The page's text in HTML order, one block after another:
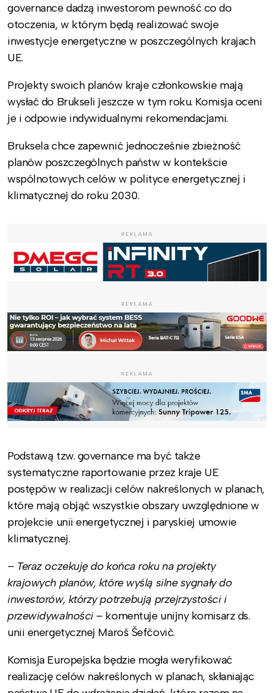
governance dadzą inwestorom pewność co do
otoczenia, w którym będą realizować swoje
inwestycje energetyczne w poszczególnych krajach
UE.
Projekty swoich planów kraje członkowskie mają
wysłać do Brukseli jeszcze w tym roku. Komisja oceni
je i odpowie indywidualnymi rekomendacjami.
Bruksela chce zapewnić jednocześnie zbieżność
planów poszczególnych państw w kontekście
wspólnotowych celów w polityce energetycznej i
klimatycznej do roku 2030.
REKLAMA
REKLAMA
REKLAMA
Podstawą tzw. governance ma być także
systematyczne raportowanie przez kraje UE
postępów w realizacji celów nakreślonych w planach,
które mają objąć wszystkie obszary uwzględnione w
projekcie unii energetycznej i paryskiej umowie
klimatycznej.
– Teraz oczekuję do końca roku na projekty
krajowych planów, które wyślą silne sygnały do
inwestorów, którzy potrzebują przejrzystości i
przewidywalności – komentuje unijny komisarz ds.
unii energetycznej Maroš Šefčovič.
Komisja Europejska będzie mogła weryfikować
realizację celów nakreślonych w planach, skłaniając